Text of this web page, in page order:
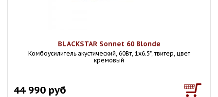
BLACKSTAR Sonnet 60 Blonde
Комбоусилитель акустический, 60Вт, 1х6.5", твитер, цвет
кремовый
44 990 руб